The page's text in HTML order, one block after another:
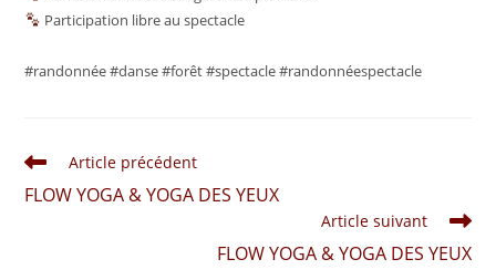
Participation libre au spectacle
#randonnée #danse #forêt #spectacle #randonnéespectacle
Article précédent
FLOW YOGA & YOGA DES YEUX
Article suivant
FLOW YOGA & YOGA DES YEUX